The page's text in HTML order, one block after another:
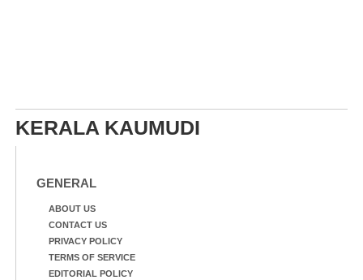
KERALA KAUMUDI
GENERAL
ABOUT US
CONTACT US
PRIVACY POLICY
TERMS OF SERVICE
EDITORIAL POLICY